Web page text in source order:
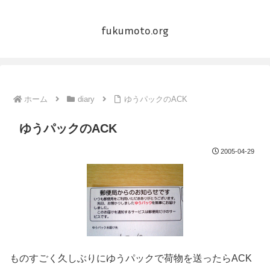
fukumoto.org
ホーム diary ゆうパックのACK
ゆうパックのACK
2005-04-29
ものすごく久しぶりにゆうパックで荷物を送ったらACK